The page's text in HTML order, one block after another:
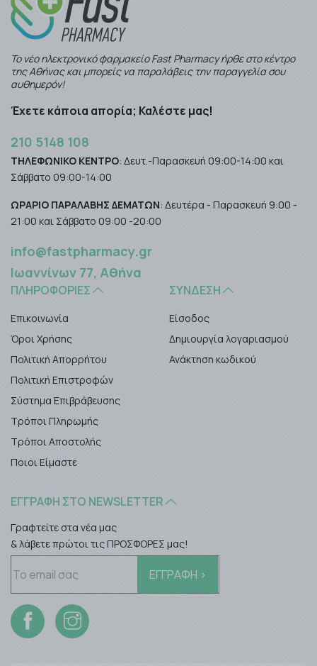
Το νέο ηλεκτρονικό φαρμακείο Fast Pharmacy ήρθε στο κέντρο
της Αθήνας και μπορείς να παραλάβεις την παραγγελία σου
αυθημερόν!
Έχετε κάποια απορία; Καλέστε μας!
210 5148 108
ΤΗΛΕΦΩΝΙΚΟ ΚΕΝΤΡΟ: Δευτ.-Παρασκευή 09:00-14:00 και
Σάββατο 09:00-14:00
ΩΡΑΡΙΟ ΠΑΡΑΛΑΒΗΣ ΔΕΜΑΤΩΝ: Δευτέρα - Παρασκευή 9:00 -
21:00 και Σάββατο 09:00 -20:00
info@fastpharmacy.gr
Ιωαννίνων 77, Αθήνα
ΠΛΗΡΟΦΟΡΊΕΣ
Επικοινωνία
Όροι Χρήσης
Πολιτική Απορρήτου
Πολιτική Επιστροφών
Σύστημα Επιβράβευσης
Τρόποι Πληρωμής
Τρόποι Αποστολής
Ποιοι Είμαστε
ΣΎΝΔΕΣΗ
Είσοδος
Δημιουργία λογαριασμού
Ανάκτηση κωδικού
ΕΓΓΡΑΦΉ ΣΤΟ NEWSLETTER
Γραφτείτε στα νέα μας
& λάβετε πρώτοι τις ΠΡΟΣΦΟΡΕΣ μας!